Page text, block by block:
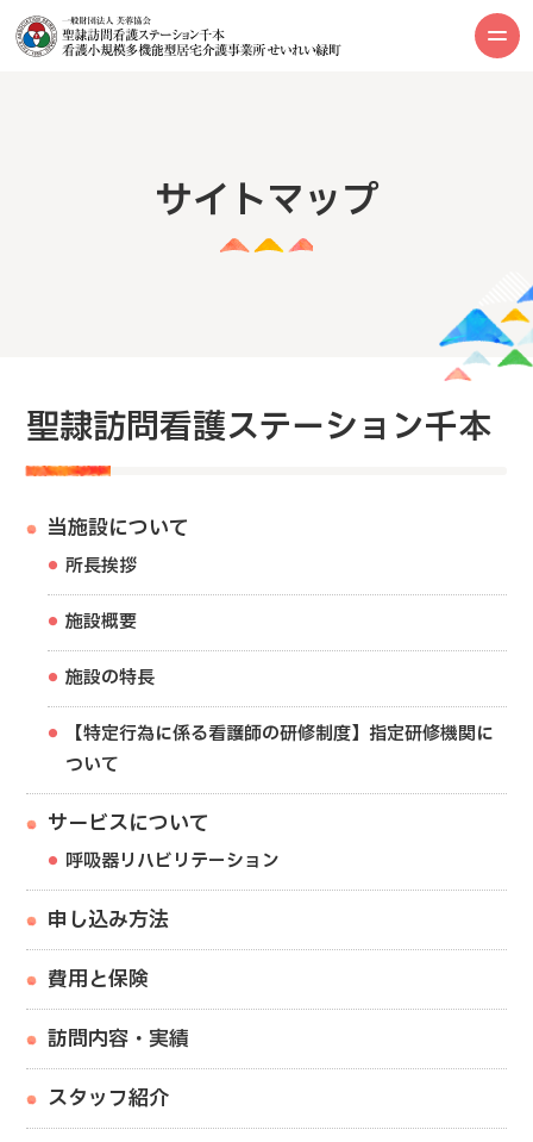
サイトマップ
聖隷訪問看護ステーション千本
当施設について
所長挨拶
施設概要
施設の特長
【特定行為に係る看護師の研修制度】指定研修機関に
ついて
サービスについて
呼吸器リハビリテーション
申し込み方法
費用と保険
訪問内容・実績
スタッフ紹介